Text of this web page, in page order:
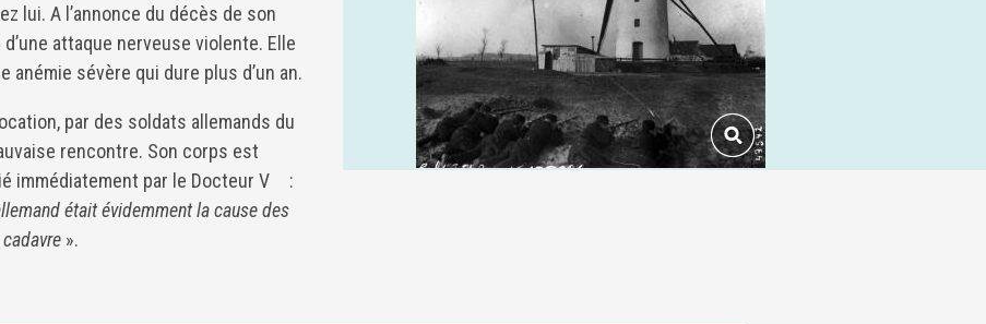
lui. A l’annonce du décès de son
attaque nerveuse violente. Elle
anémie sévère qui dure plus d’un an.
par des soldats allemands du
rencontre. Son corps est
immédiatement par le Docteur V :
était évidemment la cause des
».